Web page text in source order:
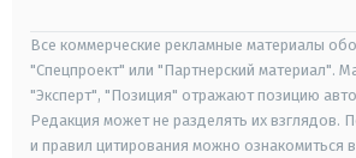
Все коммерческие рекламные материалы
"Спецпроект" или "Партнерский материал".
"Эксперт", "Позиция" отражают позицию
Редакция может не разделять их взглядов.
и правил цитирования можно ознакомиться